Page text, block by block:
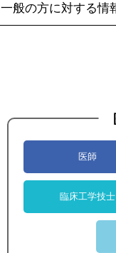
一般の方に対する情
医師
臨床工学技士